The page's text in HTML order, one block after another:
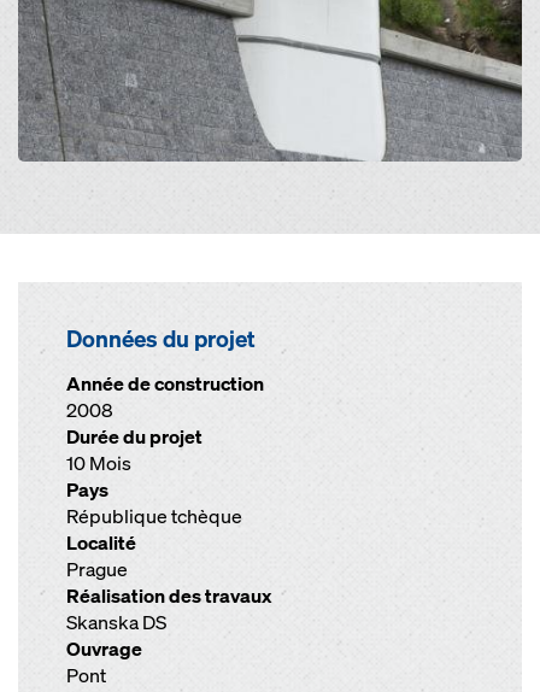
Données du projet
Année de construction
2008
Durée du projet
10 Mois
Pays
République tchèque
Localité
Prague
Réalisation des travaux
Skanska DS
Ouvrage
Pont